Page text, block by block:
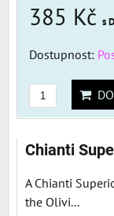
385 Kč s
Dostupnost:
DO
Chianti
A Chianti
the Olivi...